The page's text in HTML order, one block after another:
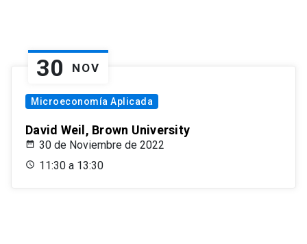
30 NOV
Microeconomía Aplicada
David Weil, Brown University
30 de Noviembre de 2022
11:30 a 13:30